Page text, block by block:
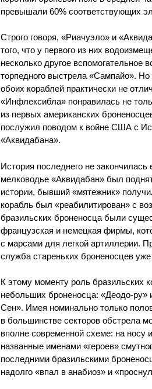
превышали 60% соответствующих
Строго говоря, «Риачуэло» и
того, что у первого из них
несколько другое вспомогательное
торпедного выстрела «Сампайо».
обоих кораблей практически не
«Инфлексибла» понравилась не
из первых американских
послужил поводом к войне США с
«Аквидабана».
История последнего не
мелководье «Аквидабан» был
истории, бывший «мятежник»
корабль был «реабилитирован» с
бразильских броненосца были
французская и немецкая фирмы,
с марсами для легкой артиллерии.
служба стареньких броненосцев уже
К этому моменту роль бразильских
небольших броненосца: «Деодо-
Сен». Имея номинально только
в большинстве секторов обстрела
вполне современной схеме: на носу
названные именами «героев»
последними бразильскими
надолго «впал в анабиоз» и